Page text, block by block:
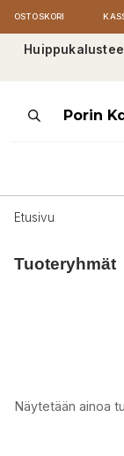
OSTOSKORI
ProductsPorin
Etusivu
Tuoteryhmät
Näytetään ainoa